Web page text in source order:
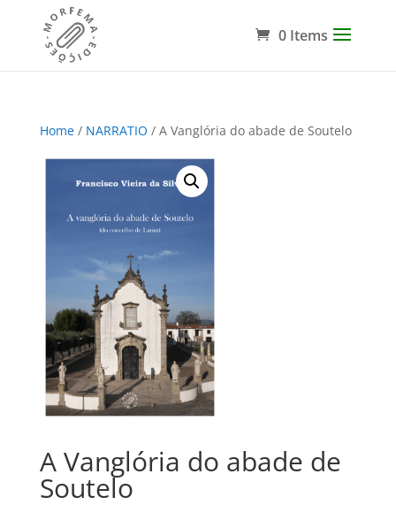
0 Items
Home/ NARRATIO / A Vanglória do abade de Soutelo
A Vanglória do abade de
Soutelo